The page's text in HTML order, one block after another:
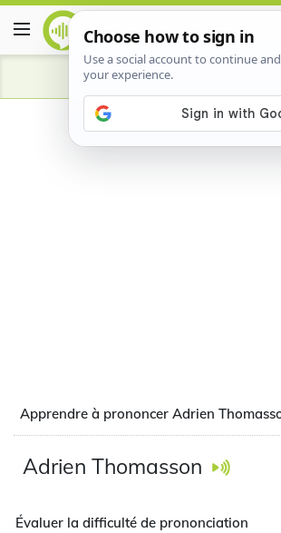
Advertisement
Apprendre à prononcer Adrien
Adrien Thomasson
Évaluer la difficulté de prononciation